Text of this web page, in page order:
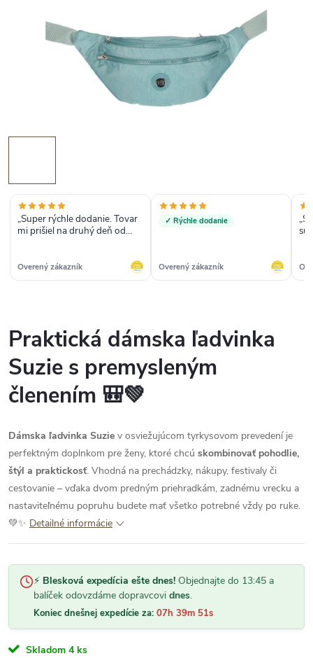
„Super rýchle dodanie. Tovar
mi prišiel na druhý deň od
Majú široký sortiment. Určite
ešte niečo objednám.“
Overený zákazník
✓ Rýchle dodanie
Overený zákazník
Praktická dámska ľadvinka
Suzie s premysleným
členením 🎒💚
Dámska ľadvinka Suzie v osviežujúcom tyrkysovom prevedení je
perfektným doplnkom pre ženy, ktoré chcú skombinovať pohodlie,
štýl a praktickosť. Vhodná na prechádzky, nákupy, festivaly či
cestovanie – vďaka dvom predným priehradkám, zadnému vrecku a
nastaviteľnému popruhu budete mať všetko potrebné vždy po ruke.
💚✨ Detailné informácie
⚡ Blesková expedícia ešte dnes! Objednajte do 13:45 a
balíček odovzdáme dopravcovi dnes.
Koniec dnešnej expedície za: 07h 39m 50s
Skladom 4 ks